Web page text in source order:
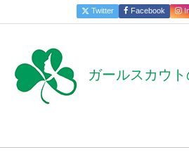
ガールスカウ
Twitter Facebook